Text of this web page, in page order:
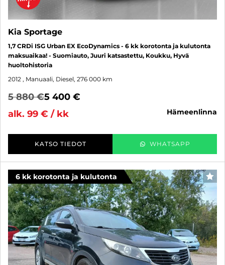
Kia Sportage
1,7 CRDi ISG Urban EX EcoDynamics - 6 kk korotonta ja kulutonta
maksuaikaa! - Suomiauto, Juuri katsastettu, Koukku, Hyvä
huoltohistoria
2012 , Manuaali, Diesel, 276 000 km
5 880 €5 400 €
alk. 99 € / kk
hämeenlinna
KATSO TIEDOT WHATSAPP
6 kk korotonta ja kulutonta